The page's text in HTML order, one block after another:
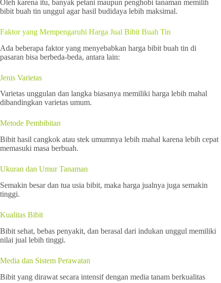
Oleh karena itu, banyak petani maupun penghobi tanaman memilih
bibit buah tin unggul agar hasil budidaya lebih maksimal.
Faktor yang Mempengaruhi Harga Jual Bibit Buah Tin
Ada beberapa faktor yang menyebabkan harga bibit buah tin di
pasaran bisa berbeda-beda, antara lain:
Jenis Varietas
Varietas unggulan dan langka biasanya memiliki harga lebih mahal
dibandingkan varietas umum.
Metode Pembibitan
Bibit hasil cangkok atau stek umumnya lebih mahal karena lebih cepat
memasuki masa berbuah.
Ukuran dan Umur Tanaman
Semakin besar dan tua usia bibit, maka harga jualnya juga semakin
tinggi.
Kualitas Bibit
Bibit sehat, bebas penyakit, dan berasal dari indukan unggul memiliki
nilai jual lebih tinggi.
Media dan Sistem Perawatan
Bibit yang dirawat secara intensif dengan media tanam berkualitas